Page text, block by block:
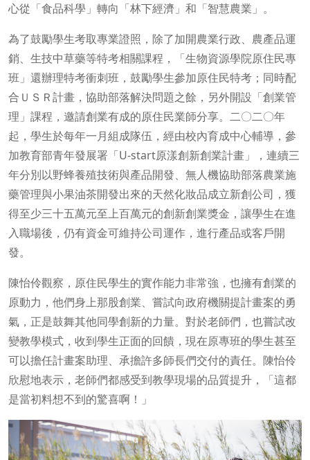
心從「食品科學」轉向「林下經濟」和「智慧農業」。
為了鼓勵學生考取專業證照，除了加開農業行政、農產品運
銷、生技中草藥等特考相關課程，「生物資源學院原住民專
班」還辦理特考衝刺班，鼓勵學生參加原住民特考；同時配
合ＵＳＲ計畫，協助部落解決問題之餘，另外開設「創業管
理」課程，邀請創業有成的原住民業師分享。二〇二〇年
起，學生於每年一月組成隊伍，經由校內育成中心輔導，參
加教育部青年發展署「U-start原漾創新創業計畫」，連續三
年分別以野蜂養殖技術與產品開發、無人機協助部落農業施
藥管理與小果油茶開發出來的天然化妝品成立新創公司，獲
得至少三十五萬元至上百萬元的創新創業獎金，讓學生在進
入職場後，仍有資金可維持公司運作，進行產品或客戶開
發。
陳怡伶觀察，原住民學生的實作能力非常強，也擁有創業的
原動力，他們身上那股創業、嘗試向政府機關提計畫案的勇
氣，正是鼓舞其他同學創新的力量。對於老師們，也嘗試改
變教學模式，收到學生正面的回饋，現在原專班的學生甚至
可以擔任計畫案助理、承擔許多師長們交付的責任。陳怡伶
欣慰地表示，老師們都感受到教學現場的品質提升，「這都
是當初料想不到的驚喜啊！」